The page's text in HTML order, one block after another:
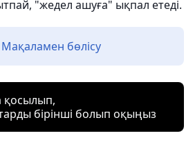
"жедел ашуға" ықпал етеді.
Мақаламен бөлісу
қосылып,
бірінші болып оқыңыз